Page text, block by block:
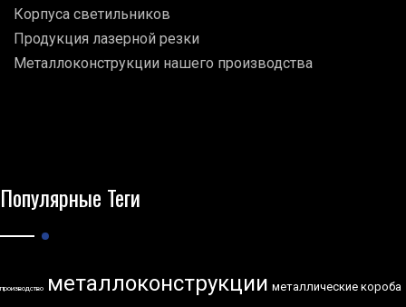
Корпуса светильников
Продукция лазерной резки
Металлоконструкции нашего производства
Популярные Теги
производство металлоконструкции металлические короба